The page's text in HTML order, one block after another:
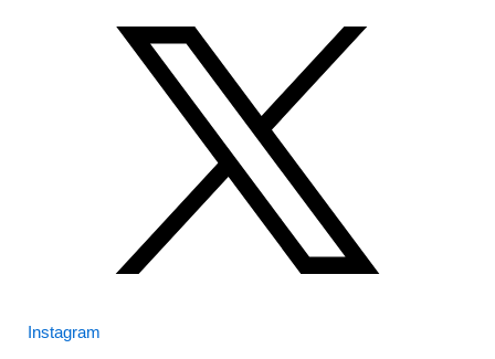
Instagram